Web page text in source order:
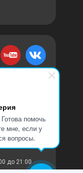
помочь
мне, если у
вопросы.
до 21:00